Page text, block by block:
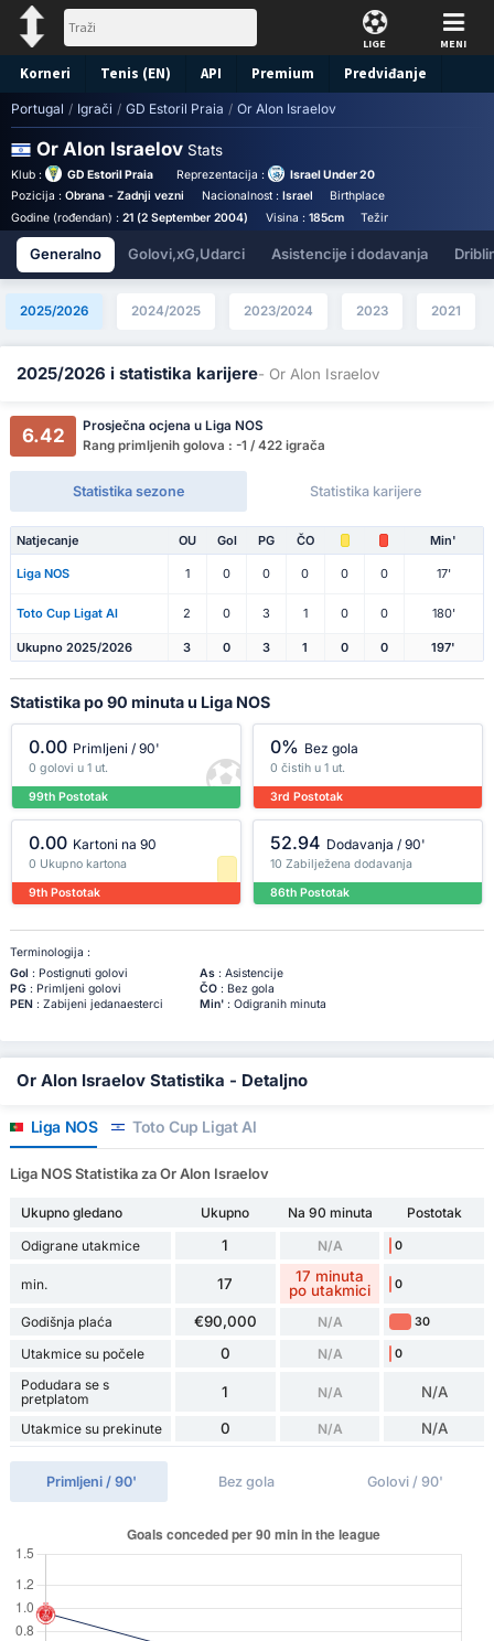
LIGE MENI
Korneri Tenis (EN) API Premium Predviđanje
Portugal / Igrači / GD Estoril Praia / Or Alon Israelov
Or Alon Israelov Stats
Klub : GD Estoril Praia Reprezentacija :
Israel Under 20
Pozicija : Obrana - Zadnji vezni Nacionalnost : Israel Birthplace :
Godine (rođendan) : 21 (2 September 2004) Visina : 185cm Težina :
Generalno Golovi,xG,Udarci Asistencije i dodavanja
2025/2026 2024/2025 2023/2024 2023 2021
2025/2026 i statistika karijere- Or Alon Israelov
6.42
Prosječna ocjena u Liga NOS
Rang primljenih golova : -1 / 422 igrača
Statistika sezone Statistika karijere
Natjecanje OU Gol PG ČO Min'
Liga NOS 1 0 0 0 0 0 17'
Toto Cup Ligat Al 2 0 3 1 0 0 180'
Ukupno 2025/2026 3 0 3 1 0 0 197'
Statistika po 90 minuta u Liga NOS
0.00 Primljeni / 90'
0 golovi u 1 ut.
99th Postotak
0% Bez gola
0 čistih u 1 ut.
3rd Postotak
0.00 Kartoni na 90
0 Ukupno kartona
9th Postotak
52.94 Dodavanja / 90'
10 Zabilježena dodavanja
86th Postotak
Terminologija :
Gol : Postignuti golovi As: Asistencije
PG: Primljeni golovi ČO: Bez gola
PEN: Zabijeni jedanaesterci Min': Odigranih minuta
Or Alon Israelov Statistika - Detaljno
Liga NOS Toto Cup Ligat Al
Liga NOS Statistika za Or Alon Israelov
Ukupno gledano Ukupno Na 90 minuta
Postotak
Odigrane utakmice
1 N/A 0
min. 17
17 minuta
po utakmici
0
Godišnja plaća €90,000 N/A 30
Utakmice su počele 0 N/A 0
Podudara se s
pretplatom
1 N/A N/A
Utakmice su prekinute 0 N/A N/A
Primljeni / 90' Bez gola Golovi / 90'